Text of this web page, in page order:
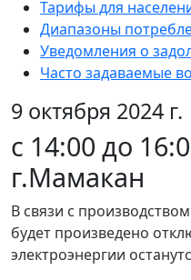
Тарифы для
Диапазоны
Уведомления о
Часто задаваемые
9 октября 2024 г.
с 14:00 до
г.Мамакан
В связи с
будет произведено
электроэнергии